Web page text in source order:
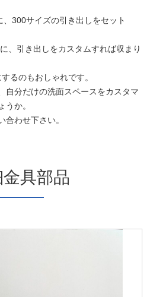
300サイズの引き出しをセット
、引き出しをカスタムすれば収まり
るのもおしゃれです。
自分だけの洗面スペースをカスタマ
うか。
合わせ下さい。
具部品